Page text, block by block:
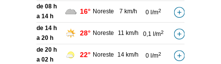
de 08 h
a 14 h
16° Noreste 7 km/h 0 l/m2
de 14 h
a 20 h
28° Noreste 11 km/h 0,1 l/m2
de 20 h
a 02 h
22° Noreste 14 km/h 0 l/m2